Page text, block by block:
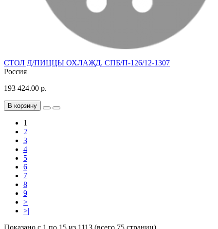
СТОЛ Д/ПИЦЦЫ ОХЛАЖД. СПБ/П-126/12-1307
Россия
193 424.00 р.
В корзину
1
2
3
4
5
6
7
8
9
>
>|
Показано с 1 по 15 из 1113 (всего 75 страниц)